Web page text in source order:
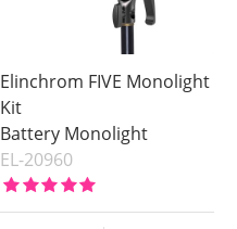
Elinchrom FIVE Monolight
Kit
Battery Monolight
EL-20960